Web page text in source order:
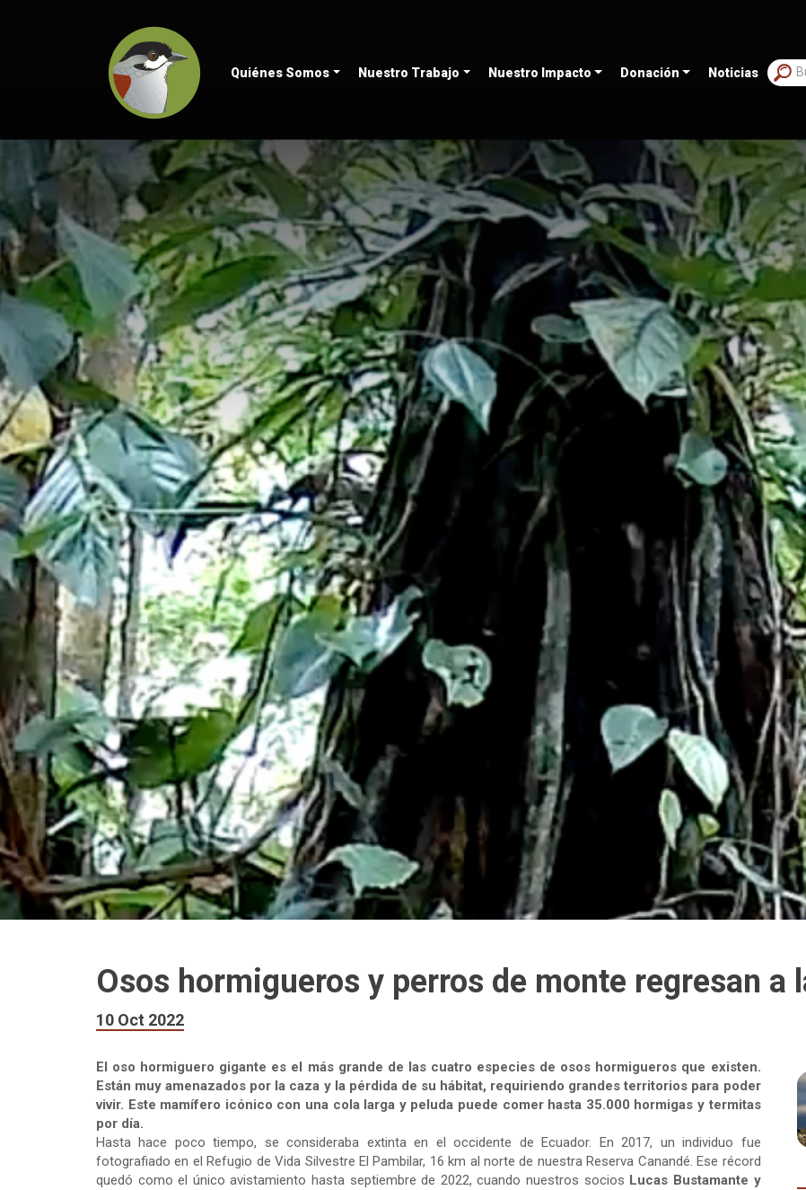
Quiénes Somos Nuestro Trabajo Nuestro Impacto Donación Noticias
Osos hormigueros y perros de monte regresan a
10 Oct 2022
El oso hormiguero gigante es el más grande de las cuatro especies de osos hormigueros que existen.
Están muy amenazados por la caza y la pérdida de su hábitat, requiriendo grandes territorios para poder
vivir. Este mamífero icónico con una cola larga y peluda puede comer hasta 35.000 hormigas y termitas
por día.
Hasta hace poco tiempo, se consideraba extinta en el occidente de Ecuador. En 2017, un individuo fue
fotografiado en el Refugio de Vida Silvestre El Pambilar, 16 km al norte de nuestra Reserva Canandé. Ese récord
quedó como el único avistamiento hasta septiembre de 2022, cuando nuestros socios Lucas Bustamante y